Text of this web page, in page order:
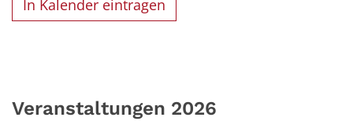
In Kalender eintragen
Veranstaltungen 2026